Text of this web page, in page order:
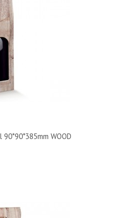
90*90*385mm WOOD